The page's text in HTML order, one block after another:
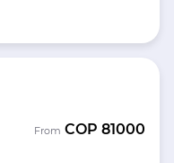
From COP 81000